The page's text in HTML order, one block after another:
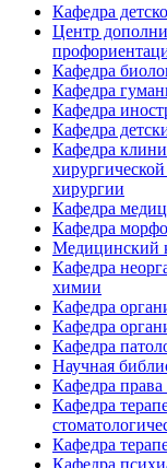
Кафедра
Центр
Кафедра
Кафедра
Кафедра
Кафедра
Кафедра
хирургии
Кафедра
Кафедра
Медицинский
Кафедра
химии
Кафедра
Кафедра
Кафедра
Научная
Кафедра
Кафедра
Кафедра
Кафедра